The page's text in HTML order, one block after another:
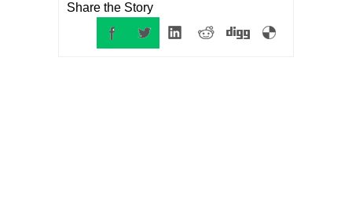
Share the Story